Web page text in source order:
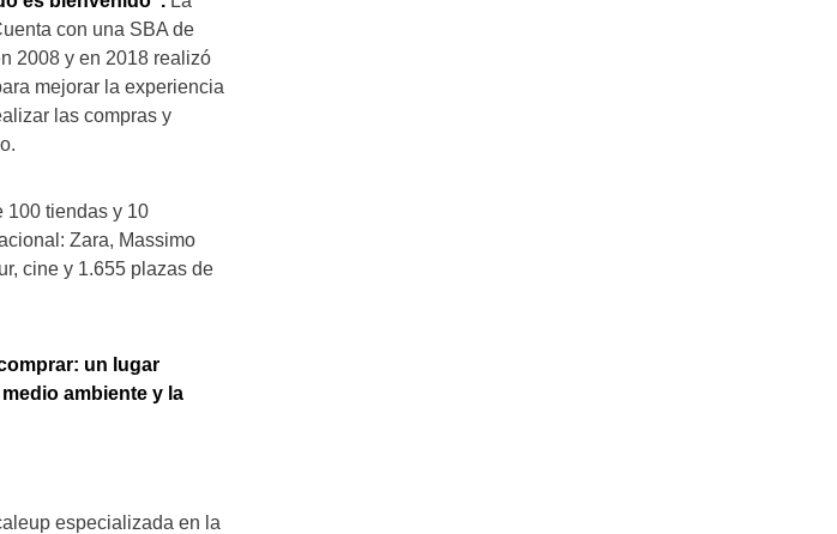
con una SBA de
2008 y en 2018 realizó
mejorar la experiencia
las compras y
100 tiendas y 10
Zara, Massimo
cine y 1.655 plazas de
un lugar
ambiente y la
especializada en la